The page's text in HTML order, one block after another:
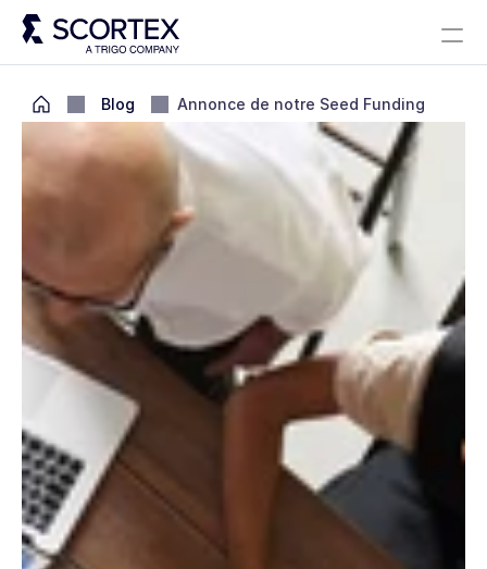
Solutions À proposCareersBlogScortex 10 ans French
Prendre contact
Blog Annonce de notre Seed Funding